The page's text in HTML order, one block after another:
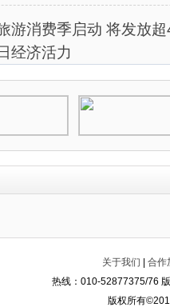
游消费季启动 将发放
经济活力
关于我们
合作
热线：010-52877375/76
版权所有